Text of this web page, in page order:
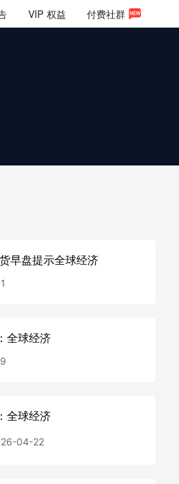
VIP 权益 付费社群
早盘提示全球经济
全球经济
全球经济
04-22